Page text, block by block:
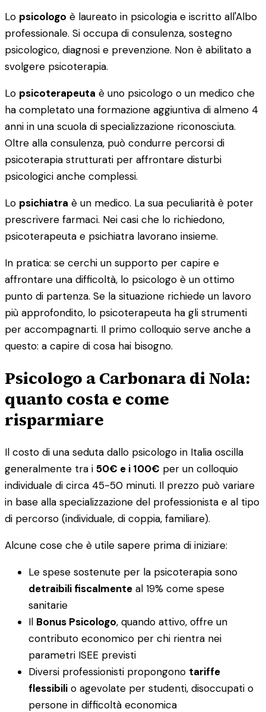
Lo psicologo è laureato in psicologia e iscritto all'Albo
professionale. Si occupa di consulenza, sostegno
psicologico, diagnosi e prevenzione. Non è abilitato a
svolgere psicoterapia.
Lo psicoterapeuta è uno psicologo o un medico che
ha completato una formazione aggiuntiva di almeno 4
anni in una scuola di specializzazione riconosciuta.
Oltre alla consulenza, può condurre percorsi di
psicoterapia strutturati per affrontare disturbi
psicologici anche complessi.
Lo psichiatra è un medico. La sua peculiarità è poter
prescrivere farmaci. Nei casi che lo richiedono,
psicoterapeuta e psichiatra lavorano insieme.
In pratica: se cerchi un supporto per capire e
affrontare una difficoltà, lo psicologo è un ottimo
punto di partenza. Se la situazione richiede un lavoro
più approfondito, lo psicoterapeuta ha gli strumenti
per accompagnarti. Il primo colloquio serve anche a
questo: a capire di cosa hai bisogno.
Psicologo a Carbonara di Nola:
quanto costa e come
risparmiare
Il costo di una seduta dallo psicologo in Italia oscilla
generalmente tra i 50€ e i 100€ per un colloquio
individuale di circa 45-50 minuti. Il prezzo può variare
in base alla specializzazione del professionista e al tipo
di percorso (individuale, di coppia, familiare).
Alcune cose che è utile sapere prima di iniziare:
Le spese sostenute per la psicoterapia sono
detraibili fiscalmente al 19% come spese
sanitarie
Il Bonus Psicologo, quando attivo, offre un
contributo economico per chi rientra nei
parametri ISEE previsti
Diversi professionisti propongono tariffe
flessibili o agevolate per studenti, disoccupati o
persone in difficoltà economica